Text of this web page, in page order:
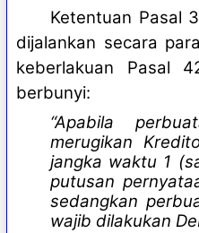
Ketentuan Pasal
dijalankan secara
keberlakuan Pasal
berbunyi:
“Apabila
merugikan
jangka waktu 1
putusan
sedangkan
wajib dilakukan